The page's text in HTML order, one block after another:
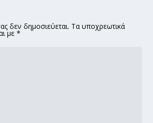
δεν δημοσιεύεται. Τα υποχρεωτικά
με *